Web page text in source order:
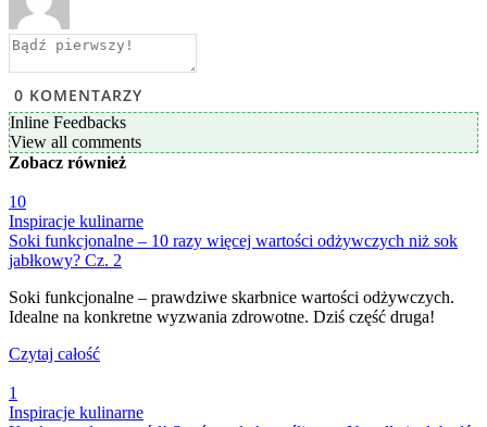
0 KOMENTARZY
Inline Feedbacks
View all comments
Zobacz również
10
Inspiracje kulinarne
Soki funkcjonalne – 10 razy więcej wartości odżywczych niż sok
jabłkowy? Cz. 2
Soki funkcjonalne – prawdziwe skarbnice wartości odżywczych.
Idealne na konkretne wyzwania zdrowotne. Dziś część druga!
Czytaj całość
1
Inspiracje kulinarne